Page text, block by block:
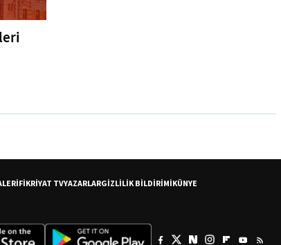
FİKRİYAT TVYAZARLARGİZLİLİK BİLDİRİMİKÜNYE